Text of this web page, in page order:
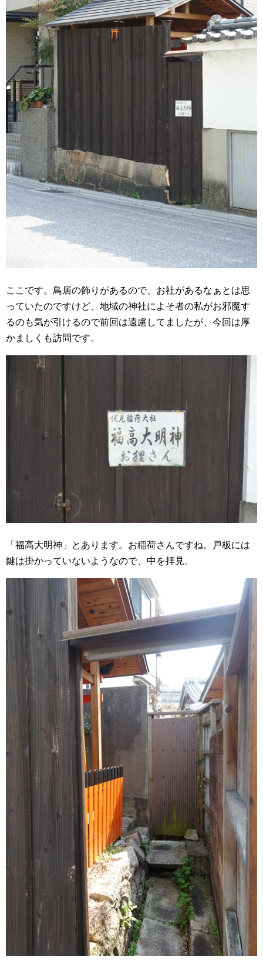
ここです。鳥居の飾りがあるので、お社があるなぁとは思
っていたのですけど、地域の神社によそ者の私がお邪魔す
るのも気が引けるので前回は遠慮してましたが、今回は厚
かましくも訪問です。
「福高大明神」とあります。お稲荷さんですね。戸板には
鍵は掛かっていないようなので、中を拝見。